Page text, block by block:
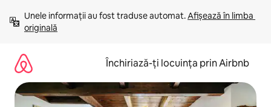
mergi
conținut
Unele informații au fost traduse automat. Afișează în limba
originală
Închiriază-ți locuința prin Airbnb